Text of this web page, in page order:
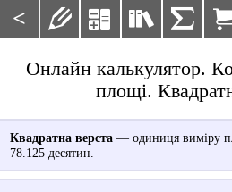
<    
Онлайн калькулятор.
площі.
Квадратна верста— одиниця виміру
78.125 десятин.